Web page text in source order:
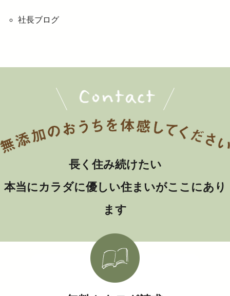
社長ブログ
長く住み続けたい
本当にカラダに優しい住まいがここにあり
ます